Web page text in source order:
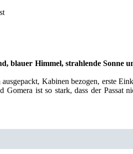
blauer Himmel, strahlende Sonne
Kabinen bezogen, erste
ist so stark, dass der Passat